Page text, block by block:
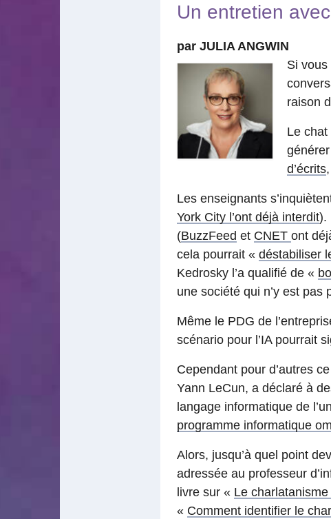
Un entretien
par JULIA ANGWIN
Si
raison
Le chat
d’écrits
Les enseignants
York City l’ont déjà interdit).
(BuzzFeed et CNET ont
cela pourrait « déstabiliser
Kedrosky l’a qualifié de «
une société qui n’y est pas
Même le PDG de
scénario pour l’IA pourrait
Cependant pour d’autres
Yann LeCun, a déclaré à
langage informatique de
programme informatique
Alors, jusqu’à quel point
adressée au professeur
livre sur « Le charlatanisme
« Comment identifier le